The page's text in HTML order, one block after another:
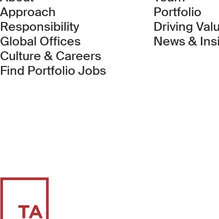
Approach
Responsibility
Global Offices
Culture & Careers
Find Portfolio Jobs(Link opens in new
Portfolio
Driving
News &